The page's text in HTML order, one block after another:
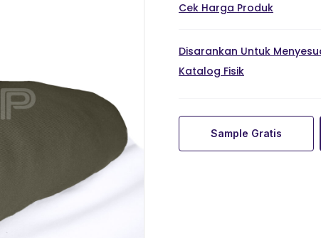
Cek Harga Produk
Disarankan Untuk
Katalog Fisik
Sample Gratis